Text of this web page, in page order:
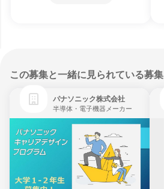
この募集と一緒に見られている募集
パナソニック株式会社
半導体・電子機器メーカー